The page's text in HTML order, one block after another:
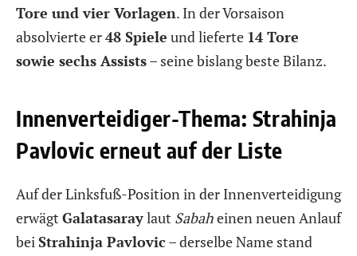
Tore und vier Vorlagen. In der Vorsaison
absolvierte er48 Spiele und lieferte 14 Tore
sowie sechs Assists– seine bislang beste Bilanz.
Innenverteidiger-Thema: Strahinja
Pavlovic erneut auf der Liste
Auf der Linksfuß-Position in der Innenverteidigung
erwägt Galatasaraylaut Sabaheinen neuen Anlauf
bei Strahinja Pavlovic – derselbe Name stand